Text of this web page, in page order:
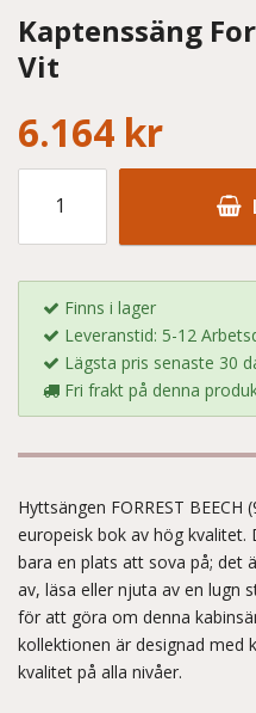
Kaptenssäng
Vit
6.164 kr
Finns i lager
Leveranstid: 5-12
Lägsta pris senaste 30
Fri frakt på denna
Hyttsängen FORREST
europeisk bok av hög kvalitet.
bara en plats att sova på; det
av, läsa eller njuta av en lugn
för att göra om denna
kollektionen är designad med
kvalitet på alla nivåer.